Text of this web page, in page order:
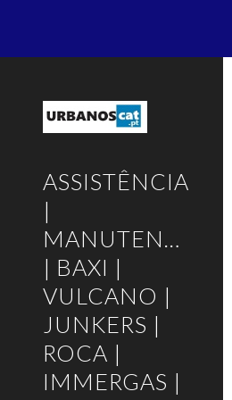
ASSISTÊNCIA
|
MANUTENÇÃO
| BAXI |
VULCANO |
JUNKERS |
ROCA |
IMMERGAS |